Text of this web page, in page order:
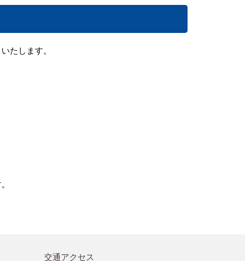
●事務局への質問・お問合せ
●スポーツ少年団助成事業
たします。
交通アクセス